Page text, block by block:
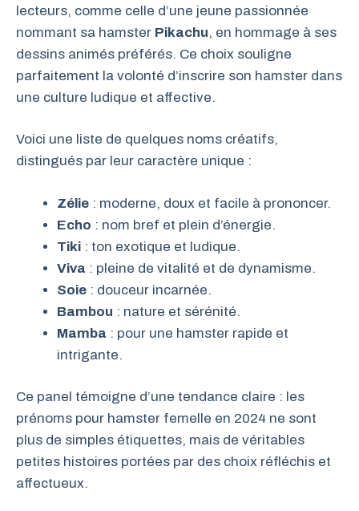
lecteurs, comme celle d’une jeune passionnée
nommant sa hamster Pikachu, en hommage à ses
dessins animés préférés. Ce choix souligne
parfaitement la volonté d’inscrire son hamster dans
une culture ludique et affective.
Voici une liste de quelques noms créatifs,
distingués par leur caractère unique :
Zélie : moderne, doux et facile à prononcer.
Echo : nom bref et plein d’énergie.
Tiki : ton exotique et ludique.
Viva : pleine de vitalité et de dynamisme.
Soie : douceur incarnée.
Bambou : nature et sérénité.
Mamba : pour une hamster rapide et
intrigante.
Ce panel témoigne d’une tendance claire : les
prénoms pour hamster femelle en 2024 ne sont
plus de simples étiquettes, mais de véritables
petites histoires portées par des choix réfléchis et
affectueux.